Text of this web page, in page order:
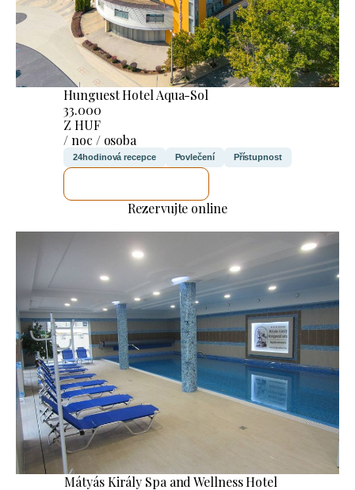
Hunguest Hotel Aqua-Sol
33.000
Z HUF
/ noc / osoba
24hodinová recepce Povlečení Přístupnost
Rezervujte online
Mátyás Király Spa and Wellness Hotel